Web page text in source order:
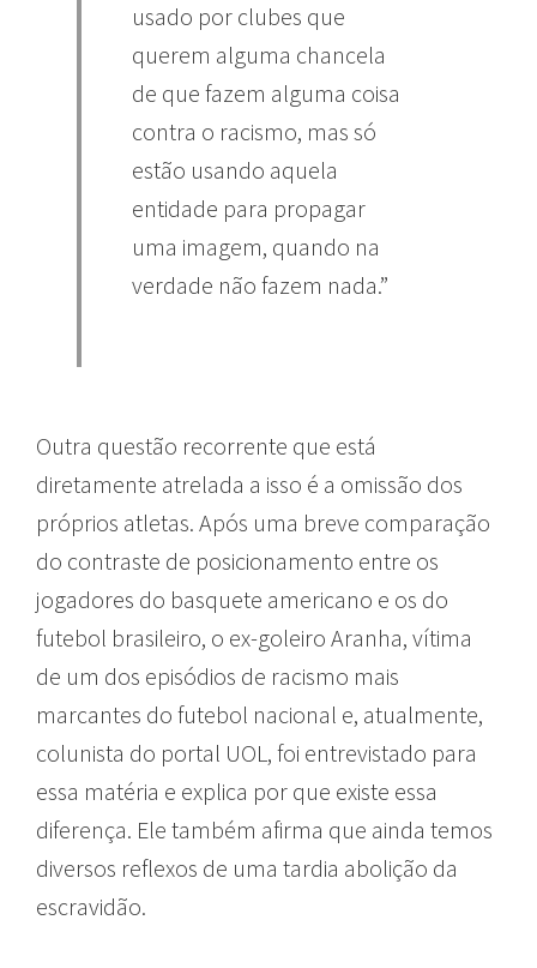
usado por clubes que
querem alguma chancela
de que fazem alguma coisa
contra o racismo, mas só
estão usando aquela
entidade para propagar
uma imagem, quando na
verdade não fazem nada.”
Outra questão recorrente que está
diretamente atrelada a isso é a omissão dos
próprios atletas. Após uma breve comparação
do contraste de posicionamento entre os
jogadores do basquete americano e os do
futebol brasileiro, o ex-goleiro Aranha, vítima
de um dos episódios de racismo mais
marcantes do futebol nacional e, atualmente,
colunista do portal UOL, foi entrevistado para
essa matéria e explica por que existe essa
diferença. Ele também afirma que ainda temos
diversos reflexos de uma tardia abolição da
escravidão.